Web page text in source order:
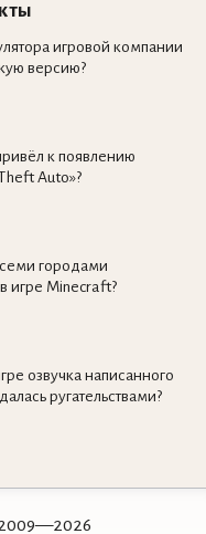
игровой компании
версию?
к появлению
Auto»?
городами
игре Minecraft?
озвучка написанного
ругательствами?